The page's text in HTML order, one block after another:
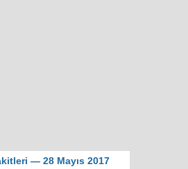
— 28 Mayıs 2017